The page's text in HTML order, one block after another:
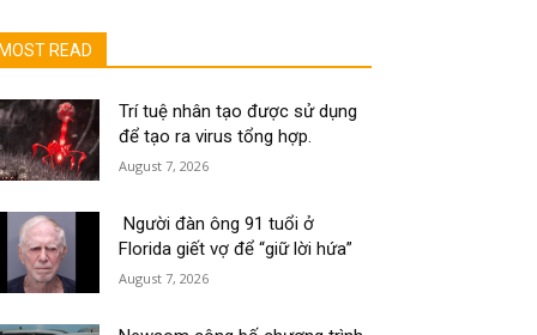
MOST READ
Trí tuệ nhân tạo được sử dụng
để tạo ra virus tổng hợp.
August 7, 2026
Người đàn ông 91 tuổi ở
Florida giết vợ để “giữ lời hứa”
August 7, 2026